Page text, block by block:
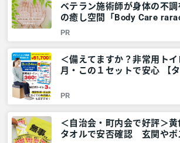
ベテラン施術師が身体の不
の癒し空間「Body Care
ララワン）」＠横浜市西区
摩のご近所情報 – レアリア
PR
＜備えてますか？非常用ト
月・この１セットで安心 【
レアリア
PR
＜自治会・町内会で好評＞
タオルで安否確認 玄関やポ